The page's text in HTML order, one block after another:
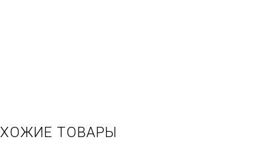
ТОВАРЫ